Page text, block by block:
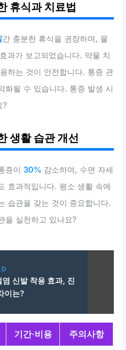
휴식과 치료법
간 충분한 휴식을 권장하며, 물
과가 보고되었습니다. 약물 치
하는 것이 안전합니다. 통증 관
화될 수 있습니다. 통증 발생 시
?
생활 습관 개선
증이 30% 감소하며, 수면 자세
효과적입니다. 평소 생활 속에
습관을 갖는 것이 중요합니다.
을 실천하고 있나요?
염 신발 착용 효과, 진
이는?
기간·비용 주의사항